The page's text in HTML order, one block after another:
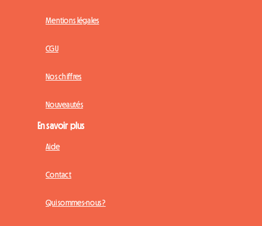
Mentions légales
CGU
Nos chiffres
Nouveautés
En savoir plus
Aide
Contact
Qui sommes-nous ?